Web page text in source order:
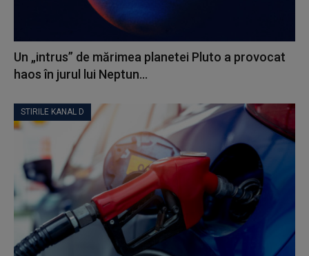
Un „intrus” de mărimea planetei Pluto a provocat
haos în jurul lui Neptun...
STIRILE KANAL D